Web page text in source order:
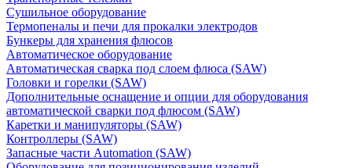
Сушильное оборудование
Термопеналы и печи для прокалки электродов
Бункеры для хранения флюсов
Автоматическое оборудование
Автоматическая сварка под слоем флюса (SAW)
Головки и горелки (SAW)
Дополнительные оснащение и опции для оборудования
автоматической сварки под флюсом (SAW)
Каретки и манипуляторы (SAW)
Контроллеры (SAW)
Запасные части Automation (SAW)